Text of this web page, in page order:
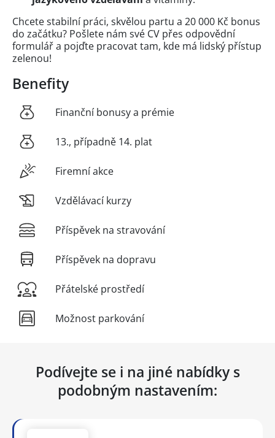
Chcete stabilní práci, skvělou partu a 20 000 Kč bonus
do začátku? Pošlete nám své CV přes odpovědní
formulář a pojďte pracovat tam, kde má lidský přístup
zelenou!
Benefity
Finanční bonusy a prémie
13., případně 14. plat
Firemní akce
Vzdělávací kurzy
Příspěvek na stravování
Příspěvek na dopravu
Přátelské prostředí
Možnost parkování
Podívejte se i na jiné nabídky s
podobným nastavením: